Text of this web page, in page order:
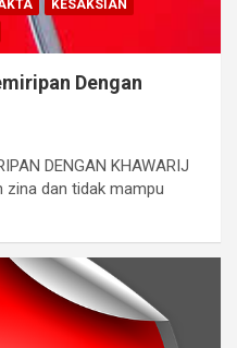
KESAKSIAN
Dengan
DENGAN KHAWARIJ
zina dan tidak mampu